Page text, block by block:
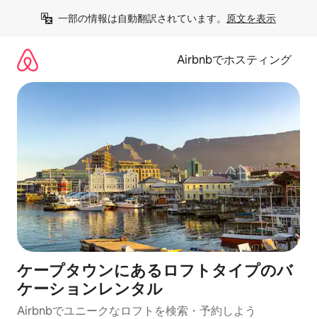
一部の情報は自動翻訳されています。 原文を表示
Airbnbでホスティング
ケープタウンにあるロフトタイプのバ
ケーションレンタル
Airbnbでユニークなロフトを検索・予約しよう